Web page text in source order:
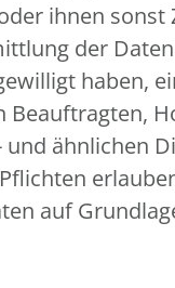
ihnen
der
haben,
ähnlichen
auf